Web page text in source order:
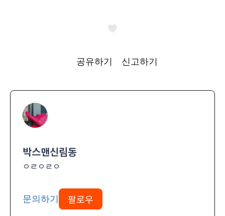
공유하기 신고하기
박스맨신림동
ㅇㄹㅇㄹㅇ
문의하기 팔로우